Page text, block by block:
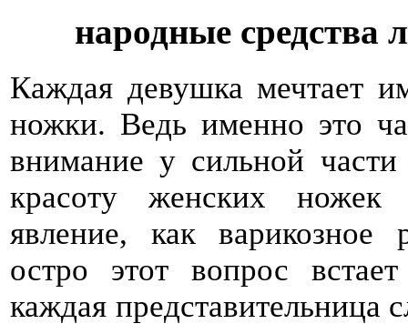
народные средства
Каждая девушка мечтает
ножки. Ведь именно это
внимание у сильной
красоту женских ножек
явление, как
остро этот вопрос
каждая представительница